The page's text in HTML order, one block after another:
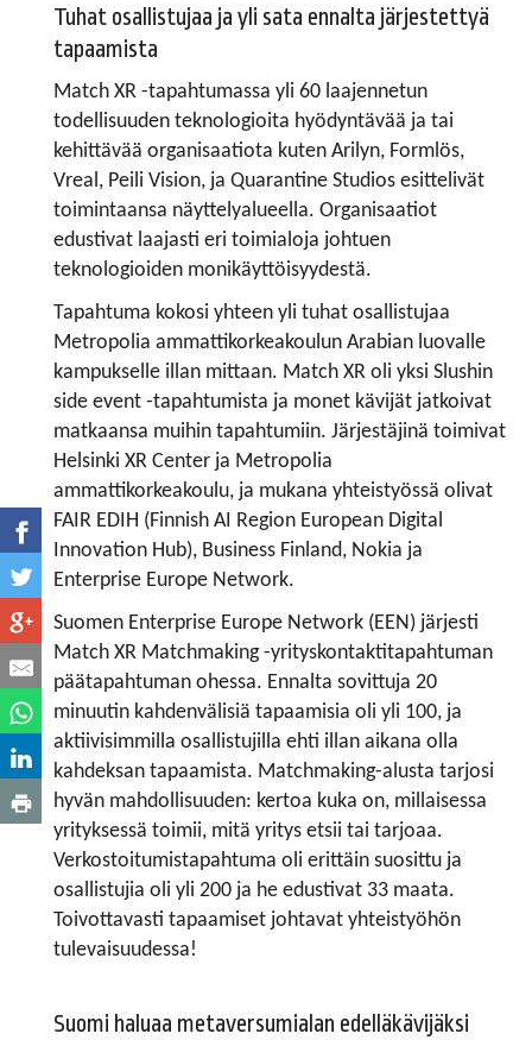
Tuhat osallistujaa ja yli sata ennalta järjestettyä
tapaamista
Match XR -tapahtumassa yli 60 laajennetun
todellisuuden teknologioita hyödyntävää ja tai
kehittävää organisaatiota kuten Arilyn, Formlös,
Vreal, Peili Vision, ja Quarantine Studios esittelivät
toimintaansa näyttelyalueella. Organisaatiot
edustivat laajasti eri toimialoja johtuen
teknologioiden monikäyttöisyydestä.
Tapahtuma kokosi yhteen yli tuhat osallistujaa
Metropolia ammattikorkeakoulun Arabian luovalle
kampukselle illan mittaan. Match XR oli yksi Slushin
side event -tapahtumista ja monet kävijät jatkoivat
matkaansa muihin tapahtumiin. Järjestäjinä toimivat
Helsinki XR Center ja Metropolia
ammattikorkeakoulu, ja mukana yhteistyössä olivat
FAIR EDIH (Finnish AI Region European Digital
Innovation Hub), Business Finland, Nokia ja
Enterprise Europe Network.
Suomen Enterprise Europe Network (EEN) järjesti
Match XR Matchmaking -yrityskontaktitapahtuman
päätapahtuman ohessa. Ennalta sovittuja 20
minuutin kahdenvälisiä tapaamisia oli yli 100, ja
aktiivisimmilla osallistujilla ehti illan aikana olla
kahdeksan tapaamista. Matchmaking-alusta tarjosi
hyvän mahdollisuuden: kertoa kuka on, millaisessa
yrityksessä toimii, mitä yritys etsii tai tarjoaa.
Verkostoitumistapahtuma oli erittäin suosittu ja
osallistujia oli yli 200 ja he edustivat 33 maata.
Toivottavasti tapaamiset johtavat yhteistyöhön
tulevaisuudessa!
Suomi haluaa metaversumialan edelläkävijäksi